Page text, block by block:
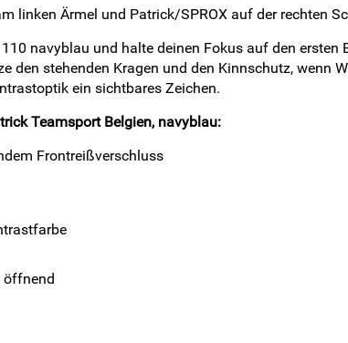
linken Ärmel und Patrick/SPROX auf der rechten
navyblau und halte deinen Fokus auf den
den stehenden Kragen und den Kinnschutz, wenn
ein sichtbares Zeichen.
Teamsport Belgien, navyblau:
Frontreißverschluss
öffnend